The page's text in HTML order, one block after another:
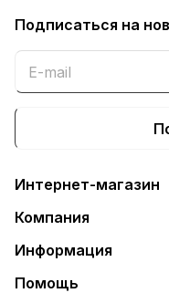
Подписаться на
Интернет-магазин
Компания
Информация
Помощь